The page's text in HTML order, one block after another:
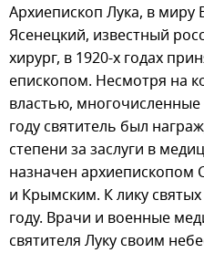
Архиепископ Лука, в миру
Ясенецкий, известный
хирург, в 1920-х годах
епископом. Несмотря на
властью, многочисленные
году святитель был
степени за заслуги в
назначен
и Крымским. К лику
году. Врачи и военные
святителя Луку своим